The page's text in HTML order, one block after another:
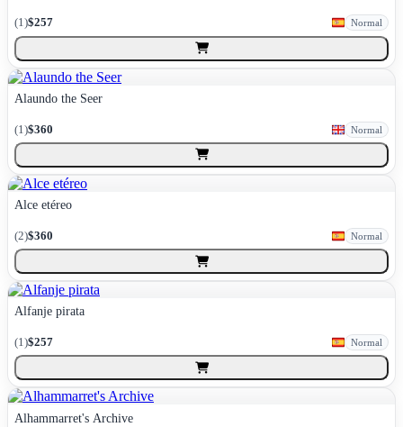
(1)$257 Normal
Alaundo the Seer
(1)$360 Normal
Alce etéreo
(2)$360 Normal
Alfanje pirata
(1)$257 Normal
Alhammarret's Archive